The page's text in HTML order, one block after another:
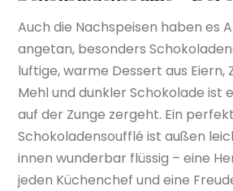
Auch die Nachspeisen haben es
angetan, besonders
luftige, warme Dessert aus Eiern,
Mehl und dunkler Schokolade ist
auf der Zunge zergeht. Ein
Schokoladensoufflé ist außen
innen wunderbar flüssig – eine
jeden Küchenchef und eine